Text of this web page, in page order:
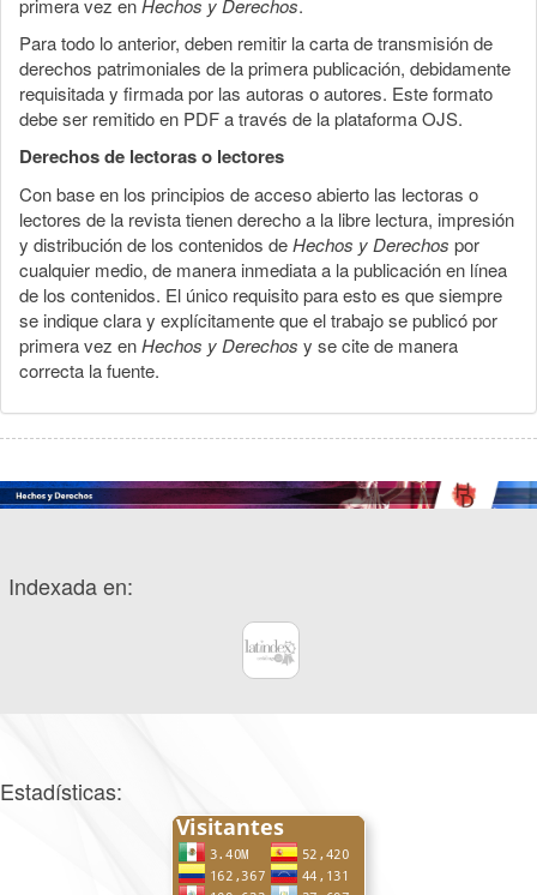
primera vez enHechos y Derechos.
Para todo lo anterior, deben remitir la carta de transmisión de
derechos patrimoniales de la primera publicación, debidamente
requisitada y firmada por las autoras o autores. Este formato
debe ser remitido en PDF a través de la plataforma OJS.
Derechos de lectoras o lectores
Con base en los principios de acceso abierto las lectoras o
lectores de la revista tienen derecho a la libre lectura, impresión
y distribución de los contenidos deHechos y Derechos por
cualquier medio, de manera inmediata a la publicación en línea
de los contenidos. El único requisito para esto es que siempre
se indique clara y explícitamente que el trabajo se publicó por
primera vez enHechos y Derechos y se cite de manera
correcta la fuente.
Indexada en:
Estadísticas: